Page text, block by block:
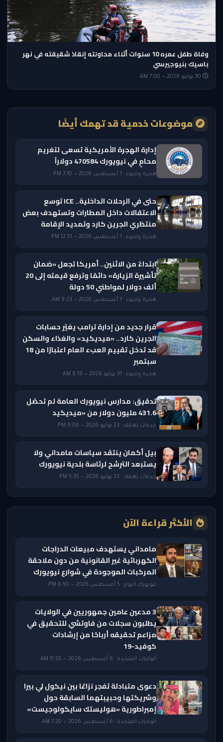
وفاة طفل عمره 10 سنوات أثناء محاولته إنقاذ شقيقته في نهر
باسيك بنيوجيرسي
موضوعات خدمية قد تهمك أيضًا
إدارة الهجرة الأمريكية تسعى لتغريم
محامٍ في نيويورك 470584 دولاراً
هجرة ولجوء · 1 أغسطس 2026 — 7:10 PM
حتى في الرحلات الداخلية.. ICE توسع
الاعتقالات داخل المطارات وتستهدف بعض
منتظري الجرين كارد وتمديد الإقامة
هجرة ولجوء · 1 أغسطس 2026 — 12:51 PM
ابتداءً من الاثنين.. أمريكا تجعل «ضمان
تأشيرة الزيارة» دائمًا وترفع قيمته إلى 20
ألف دولار لمواطني 50 دولة
هجرة ولجوء · 1 أغسطس 2026 — 9:23 AM
قرار جديد من إدارة ترامب يغيّر حسابات
الجرين كارد.. «ميديكيد» والغذاء والسكن
قد تدخل تقييم العبء العام اعتبارًا من 18
سبتمبر
هجرة ولجوء · 31 يوليو 2026 — 8:19 AM
تدقيق: مدارس نيويورك العامة لم تحصّل
431.6 مليون دولار من «ميديكيد
خدمات تهمك · 23 يوليو 2026 — 9:06 PM
بيل أكمان ينتقد سياسات مامداني ولا
يستبعد الترشح لرئاسة بلدية نيويورك
خدمات تهمك · 23 يوليو 2026 — 5:35 PM
الأكثر قراءة الآن
مامداني يستهدف مبيعات الدراجات
الكهربائية غير القانونية من دون ملاحقة
المركبات الموجودة في شوارع نيويورك
نيويورك اليوم · 5 أغسطس 2026 — 6:50 PM
3 مدعين عامين جمهوريين في الولايات
يطلبون سجلات من فاوتشي للتحقيق في
مزاعم تحقيقه أرباحًا من إرشادات
كوفيد-19
الولايات المتحدة · 6 أغسطس 2026 — 11:50 AM
دعوى متبادلة تفجر نزاعًا بين نيكول لي بيرا
وشريكتها وحبيبتهما السابقة حول
إمبراطورية «هوليستك سايكولوجيست»
الولايات المتحدة · 6 أغسطس 2026 — 7:20 AM